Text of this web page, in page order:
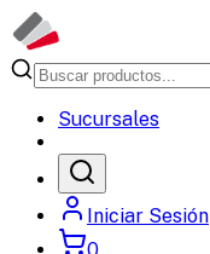
Sucursales
Iniciar Sesión